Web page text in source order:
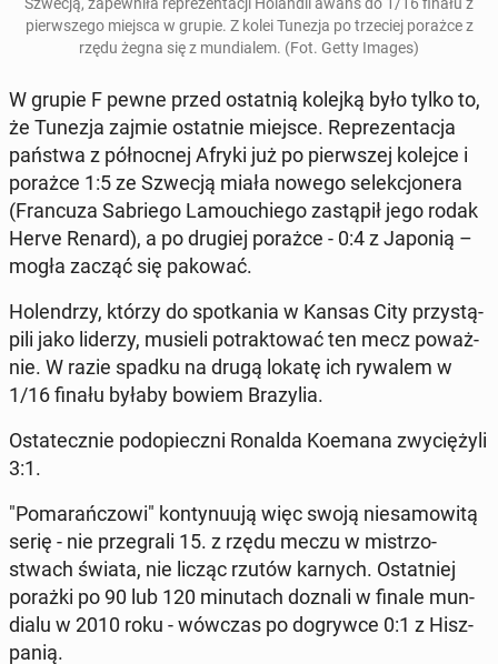
pierw­sze­go miejsca w grupie. Z kolei Tunezja po trze­ciej porażce z
rzędu żegna się z mun­dia­lem. (Fot. Getty Images)
W grupie F pewne przed ostat­nią kolejką było tylko to,
że Tunezja zajmie ostat­nie miejsce. Re­pre­zen­ta­cja
państwa z pół­noc­nej Afryki już po pierw­szej kolejce i
porażce 1:5 ze Szwecją miała nowego se­lek­cjo­ne­ra
(Fran­cu­za Sa­brie­go La­mo­uchie­go za­stą­pił jego rodak
Herve Renard), a po drugiej porażce - 0:4 z Japonią –
mogła zacząć się pakować.
Ho­len­drzy, którzy do spo­tka­nia w Kansas City przy­stą­
pi­li jako liderzy, musieli po­trak­to­wać ten mecz po­waż­
nie. W razie spadku na drugą lokatę ich rywalem w
1/16 finału byłaby bowiem Bra­zy­lia.
Osta­tecz­nie pod­opiecz­ni Ronalda Koemana zwy­cię­ży­li
3:1.
"Po­ma­rań­czo­wi" kon­ty­nu­ują więc swoją nie­sa­mo­wi­tą
serię - nie prze­gra­li 15. z rzędu meczu w mi­strzo­
stwach świata, nie licząc rzutów karnych. Ostat­niej
porażki po 90 lub 120 mi­nu­tach doznali w finale mun­
dia­lu w 2010 roku - wówczas po do­gryw­ce 0:1 z Hisz­
pa­nią.